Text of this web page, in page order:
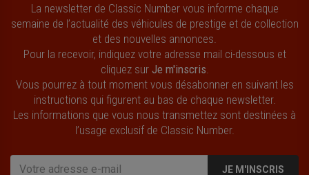
La newsletter de Classic Number vous informe chaque
semaine de l’actualité des véhicules de prestige et de collection
et des nouvelles annonces.
Pour la recevoir, indiquez votre adresse mail ci-dessous et
cliquez sur Je m'inscris
Vous pourrez à tout moment vous désabonner en suivant les
instructions qui figurent au bas de chaque newsletter.
Les informations que vous nous transmettez sont destinées à
l’usage exclusif de Classic Number.
JE M'INSCRIS